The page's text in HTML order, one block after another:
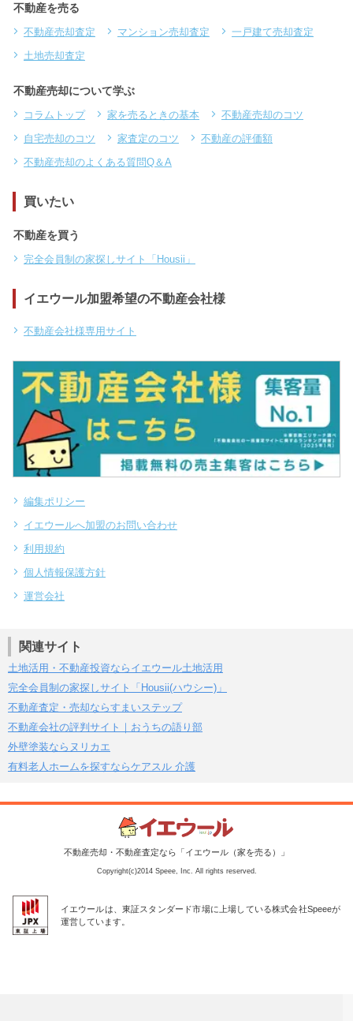
不動産を売る
不動産売却査定 マンション売却査定
一戸建て売却査定
土地売却査定
不動産売却について学ぶ
コラムトップ 家を売るときの基本
不動産売却のコツ
自宅売却のコツ
家査定のコツ
不動産の評価額
不動産売却のよくある質問Q＆A
買いたい
不動産を買う
完全会員制の家探しサイト「Housii」
イエウール加盟希望の不動産会社様
不動産会社様専用サイト
編集ポリシー
イエウールへ加盟のお問い合わせ
利用規約
個人情報保護方針
運営会社
関連サイト
土地活用・不動産投資ならイエウール土地活用
完全会員制の家探しサイト「Housii(ハウシー)」
不動産査定・売却ならすまいステップ
不動産会社の評判サイト｜おうちの語り部
外壁塗装ならヌリカエ
有料老人ホームを探すならケアスル 介護
不動産売却・不動産査定なら「イエウール（家を売る）」
Copyright(c)2014 Speee, Inc. All rights reserved.
イエウールは、東証スタンダード市場に上場している株式会社Speeeが
運営しています。